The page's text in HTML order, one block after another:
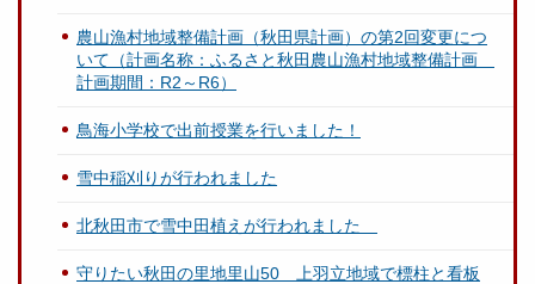
農山漁村地域整備計画（秋田県計画）の第2回変更につ
いて（計画名称：ふるさと秋田農山漁村地域整備計画
計画期間：R2～R6）
鳥海小学校で出前授業を行いました！
雪中稲刈りが行われました
北秋田市で雪中田植えが行われました
守りたい秋田の里地里山50 上羽立地域で標柱と看板